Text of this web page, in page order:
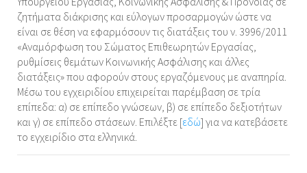
ζητήματα διάκρισης και εύλογων προσαρμογών ώστε να
είναι σε θέση να εφαρμόσουν τις διατάξεις του ν. 3996/2011
«Αναμόρφωση του Σώματος Επιθεωρητών Εργασίας,
ρυθμίσεις θεμάτων Κοινωνικής Ασφάλισης και άλλες
διατάξεις» που αφορούν στους εργαζόμενους με αναπηρία.
Μέσω του εγχειριδίου επιχειρείται παρέμβαση σε τρία
επίπεδα: α) σε επίπεδο γνώσεων, β) σε επίπεδο δεξιοτήτων
και γ) σε επίπεδο στάσεων. Επιλέξτε [εδώ] για να κατεβάσετε
το εγχειρίδιο στα ελληνικά.